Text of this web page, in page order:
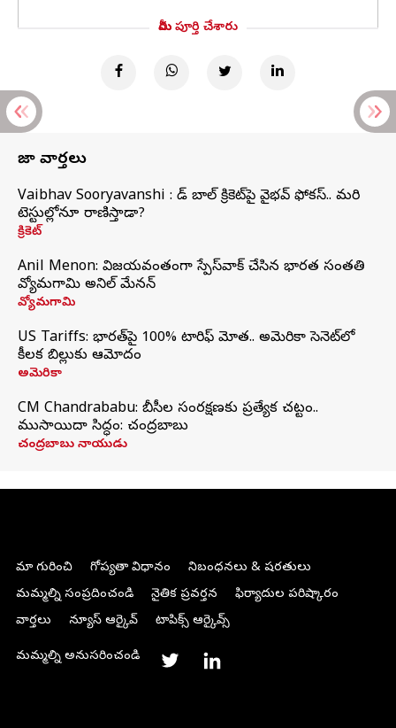
మీరు పూర్తి చేశారు
తాజా వార్తలు
Vaibhav Sooryavanshi : రెడ్ బాల్ క్రికెట్‌పై వైభవ్ ఫోకస్.. మరి
టెస్టుల్లోనూ రాణిస్తాడా?
క్రికెట్
Anil Menon: విజయవంతంగా స్పేస్‌వాక్‌ చేసిన భారత సంతతి
వ్యోమగామి అనిల్‌ మేనన్
వ్యోమగామి
US Tariffs: భారత్‌పై 100% టారిఫ్‌ మోత.. అమెరికా సెనెట్‌లో
కీలక బిల్లుకు ఆమోదం
అమెరికా
CM Chandrababu: బీసీల సంరక్షణకు ప్రత్యేక చట్టం..
ముసాయిదా సిద్ధం: చంద్రబాబు
చంద్రబాబు నాయుడు
మా గురించి గోప్యతా విధానం
నిబంధనలు & షరతులు
మమ్మల్ని సంప్రదించండి
నైతిక ప్రవర్తన
ఫిర్యాదుల పరిష్కారం
వార్తలు
న్యూస్ ఆర్కైవ్ టాపిక్స్ ఆర్కైవ్స్
మమ్మల్ని అనుసరించండి